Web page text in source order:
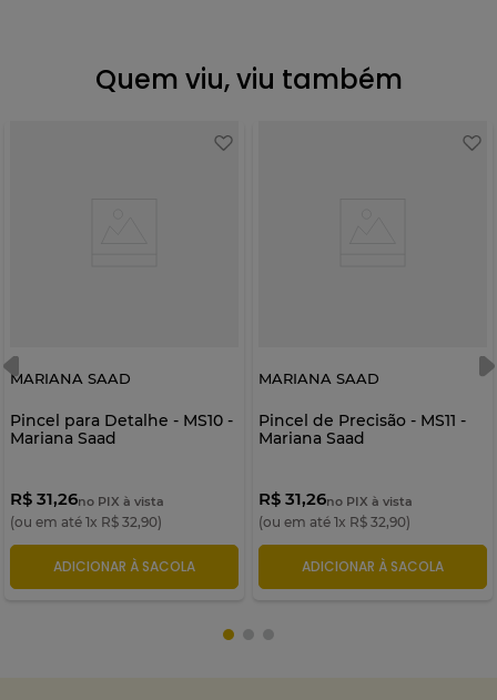
Quem viu, viu também
MARIANA SAAD
Pincel para Detalhe - MS10 -
Mariana Saad
R$ 31,26no PIX à vista
(ou em até 1x R$ 32,90)
ADICIONAR À SACOLA
MARIANA SAAD
Pincel de Precisão - MS11 -
Mariana Saad
R$ 31,26no PIX à vista
(ou em até 1x R$ 32,90)
ADICIONAR À SACOLA